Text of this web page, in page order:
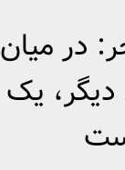
در میان
یک